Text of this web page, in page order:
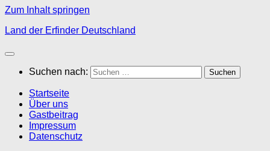
Zum Inhalt springen
Land der Erfinder Deutschland
Suchen nach:
Startseite
Über uns
Gastbeitrag
Impressum
Datenschutz